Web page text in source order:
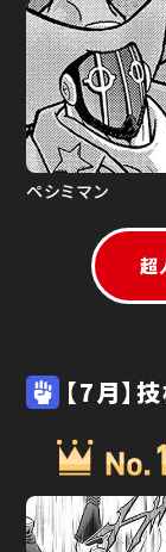
ペシミマン
超
【7月】